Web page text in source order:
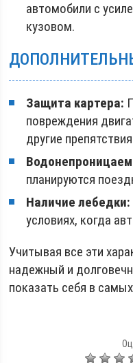
автомобили с
кузовом.
Защита картера:
повреждения
другие
планируются
Наличие лебедки:
условиях, когда
Учитывая все эти
надежный и
показать себя в